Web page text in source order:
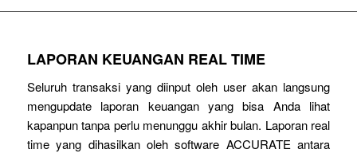
LAPORAN KEUANGAN REAL TIME
Seluruh transaksi yang diinput oleh user akan langsung
mengupdate laporan keuangan yang bisa Anda lihat
kapanpun tanpa perlu menunggu akhir bulan. Laporan real
time yang dihasilkan oleh software ACCURATE antara